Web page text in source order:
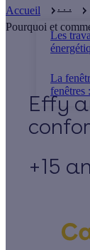
Accueil . . .
Les
La
fenêtres
Pourquoi et
Effy
+15